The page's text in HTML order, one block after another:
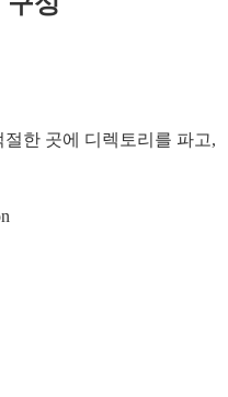
절한 곳에 디렉토리를 파고,